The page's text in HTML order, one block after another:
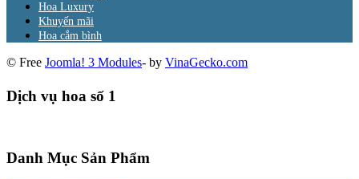
Hoa Luxury
Khuyến mãi
Hoa cắm bình
© Free Joomla! 3 Modules- by VinaGecko.com
Dịch vụ hoa số 1
Danh Mục Sản Phẩm